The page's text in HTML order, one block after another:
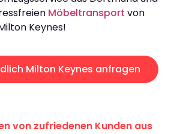
Möbeltransport von
Keynes!
Milton Keynes anfragen
von zufriedenen Kunden aus